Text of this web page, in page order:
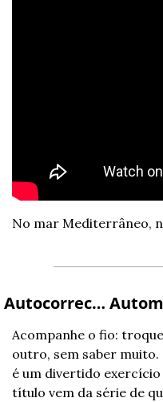
No mar Mediterrâneo,
Autocorrec…
Acompanhe o fio:
outro, sem saber muito.
é um divertido exercício
título vem da série de